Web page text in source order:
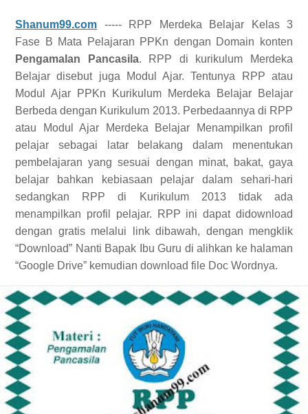
Shanum99.com ----- RPP Merdeka Belajar Kelas 3
Fase B Mata Pelajaran PPKn dengan Domain konten
Pengamalan Pancasila. RPP di kurikulum Merdeka
Belajar disebut juga Modul Ajar. Tentunya RPP atau
Modul Ajar PPKn Kurikulum Merdeka Belajar Belajar
Berbeda dengan Kurikulum 2013. Perbedaannya di RPP
atau Modul Ajar Merdeka Belajar Menampilkan profil
pelajar sebagai latar belakang dalam menentukan
pembelajaran yang sesuai dengan minat, bakat, gaya
belajar bahkan kebiasaan pelajar dalam sehari-hari
sedangkan RPP di Kurikulum 2013 tidak ada
menampilkan profil pelajar. RPP ini dapat didownload
dengan gratis melalui link dibawah, dengan mengklik
“Download” Nanti Bapak Ibu Guru di alihkan ke halaman
“Google Drive” kemudian download file Doc Wordnya.